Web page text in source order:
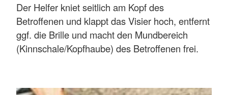
Der Helfer kniet seitlich am Kopf des
Betroffenen und klappt das Visier hoch, entfernt
ggf. die Brille und macht den Mundbereich
(Kinnschale/Kopfhaube) des Betroffenen frei.